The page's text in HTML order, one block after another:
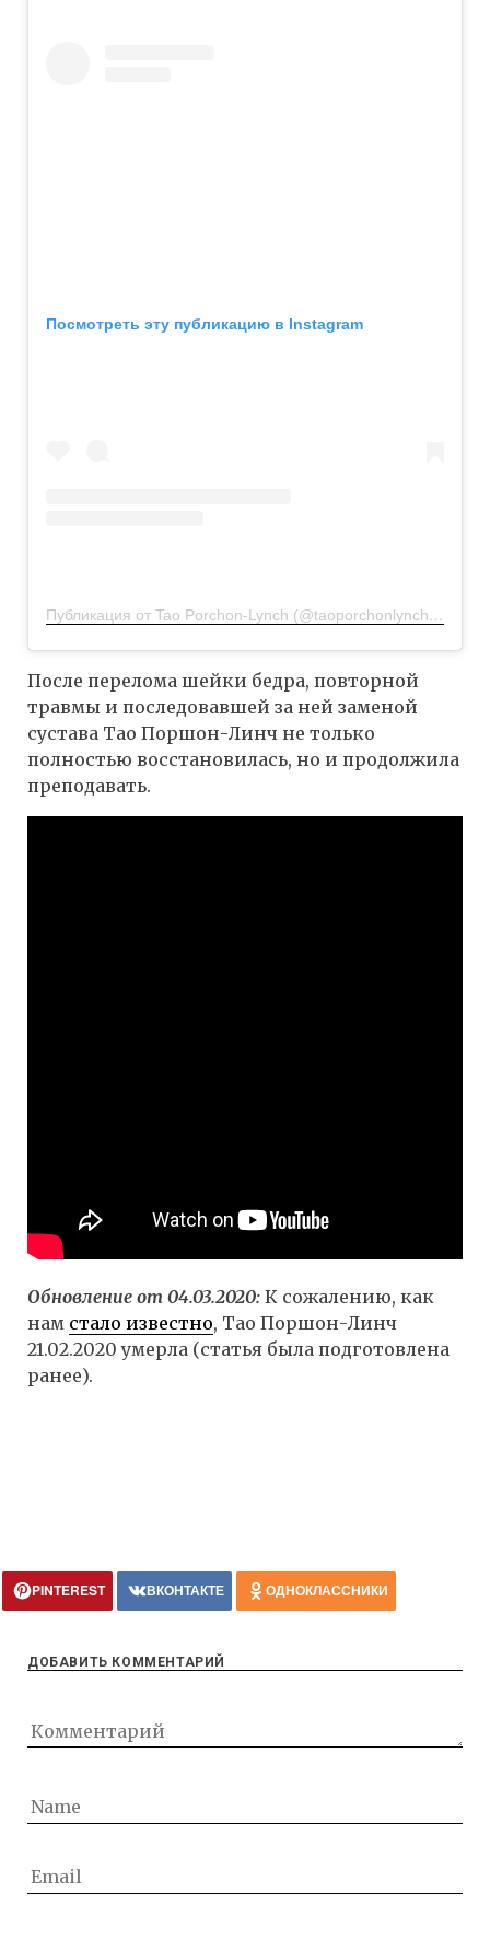
Посмотреть эту публикацию в Instagram
Публикация от Tao Porchon-Lynch (@taoporchonlynch100)
После перелома шейки бедра, повторной
травмы и последовавшей за ней заменой
сустава Тао Поршон-Линч не только
полностью восстановилась, но и продолжила
преподавать.
Обновление от 04.03.2020: К сожалению, как
нам стало известно, Тао Поршон-Линч
21.02.2020 умерла (статья была подготовлена
ранее).
PINTEREST ВКОНТАКТЕ ОДНОКЛАССНИКИ
ДОБАВИТЬ КОММЕНТАРИЙ